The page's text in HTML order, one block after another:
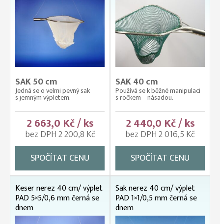
SAK 50 cm
Jedná se o velmi pevný sak
s jemným výpletem.
2 663,0 Kč / ks
bez DPH 2 200,8 Kč
SPOČÍTAT CENU
SAK 40 cm
Používá se k běžné manipulaci
s ročkem – násadou.
2 440,0 Kč / ks
bez DPH 2 016,5 Kč
SPOČÍTAT CENU
Keser nerez 40 cm/ výplet
PAD 5×5/0,6 mm černá se
dnem
Sak nerez 40 cm/ výplet
PAD 1×1/0,5 mm černá se
dnem